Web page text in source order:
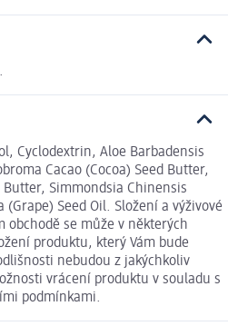
Cyclodextrin, Aloe Barbadensis
Cacao (Cocoa) Seed Butter,
Simmondsia Chinensis
(Grape) Seed Oil. Složení a výživové
obchodě se může v některých
produktu, který Vám bude
nebudou z jakýchkoliv
vrácení produktu v souladu s
podmínkami.